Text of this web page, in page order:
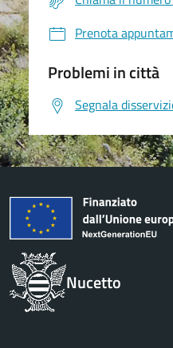
Prenota
Problemi in città
Segnala
Nucetto